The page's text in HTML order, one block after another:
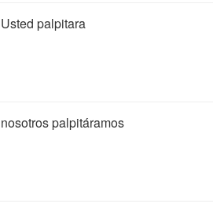
Usted palpitara
nosotros palpitáramos